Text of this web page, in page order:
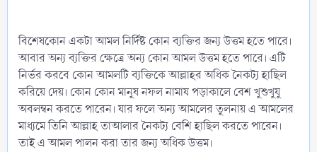
বিশেষকোন একটা আমল নির্দিষ্ট কোন ব্যক্তির জন্য উত্তম হতে পারে।
আবার অন্য ব্যক্তির ক্ষেত্রে অন্য কোন আমল উত্তম হতে পারে। এটি
নির্ভর করবে কোন আমলটি ব্যক্তিকে আল্লাহর অধিক নৈকট্য হাছিল
করিয়ে দেয়। কোন কোন মানুষ নফল নামায পড়াকালে বেশ খুশুখুযু
অবলম্বন করতে পারেন। যার ফলে অন্য আমলের তুলনায় এ আমলের
মাধ্যমে তিনি আল্লাহ তাআলার নৈকট্য বেশি হাছিল করতে পারেন।
তাই এ আমল পালন করা তার জন্য অধিক উত্তম।